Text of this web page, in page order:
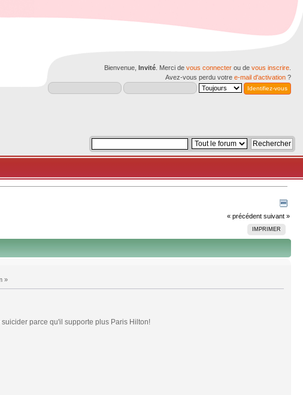
Bienvenue, Invité . Merci de vous connecter ou de vous inscrire
Avez-vous perdu votre e-mail d'activation ?
« précédent suivant »
IMPRIMER
»
parce qu'il supporte plus Paris Hilton!